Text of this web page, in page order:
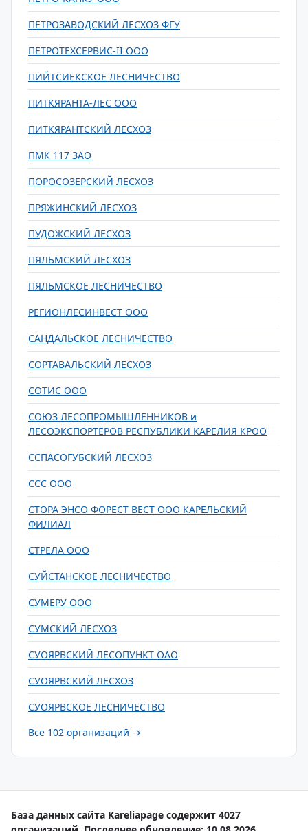
ПЕТРОЗАВОДСКИЙ ЛЕСХОЗ ФГУ
ПЕТРОТЕХСЕРВИС-II ООО
ПИЙТСИЕКСКОЕ ЛЕСНИЧЕСТВО
ПИТКЯРАНТА-ЛЕС ООО
ПИТКЯРАНТСКИЙ ЛЕСХОЗ
ПМК 117 ЗАО
ПОРОСОЗЕРСКИЙ ЛЕСХОЗ
ПРЯЖИНСКИЙ ЛЕСХОЗ
ПУДОЖСКИЙ ЛЕСХОЗ
ПЯЛЬМСКИЙ ЛЕСХОЗ
ПЯЛЬМСКОЕ ЛЕСНИЧЕСТВО
РЕГИОНЛЕСИНВЕСТ ООО
САНДАЛЬСКОЕ ЛЕСНИЧЕСТВО
СОРТАВАЛЬСКИЙ ЛЕСХОЗ
СОТИС ООО
СОЮЗ ЛЕСОПРОМЫШЛЕННИКОВ и
ЛЕСОЭКСПОРТЕРОВ РЕСПУБЛИКИ КАРЕЛИЯ КРОО
ССПАСОГУБСКИЙ ЛЕСХОЗ
ССС ООО
СТОРА ЭНСО ФОРЕСТ ВЕСТ ООО КАРЕЛЬСКИЙ
ФИЛИАЛ
СТРЕЛА ООО
СУЙСТАНСКОЕ ЛЕСНИЧЕСТВО
СУМЕРУ ООО
СУМСКИЙ ЛЕСХОЗ
СУОЯРВСКИЙ ЛЕСОПУНКТ ОАО
СУОЯРВСКИЙ ЛЕСХОЗ
СУОЯРВСКОЕ ЛЕСНИЧЕСТВО
Все 102 организаций →
База данных сайта Kareliapage содержит 4027